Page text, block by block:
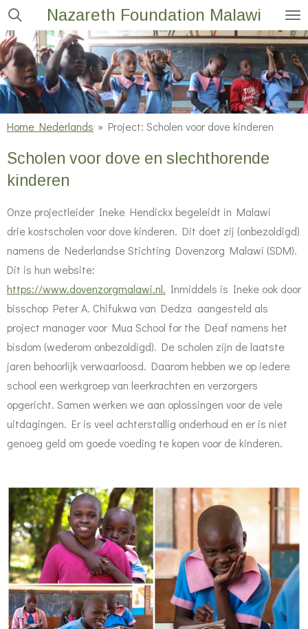
Ga
direct
naar
de
hoofdinhoud
Nazareth Foundation Malawi
Home Nederlands » Project: Scholen voor dove kinderen
Scholen voor dove en slechthorende
kinderen
Onze projectleider Ineke Hendickx begeleidt in Malawi
drie kostscholen voor dove kinderen. Dit doet zij (onbezoldigd)
namens de Nederlandse Stichting Dovenzorg Malawi (SDM).
Dit is hun website:
https://www.dovenzorgmalawi.nl. Inmiddels is Ineke ook door
bisschop Peter A. Chifukwa van Dedza aangesteld als
project manager voor Mua School for the Deaf namens het
bisdom (wederom onbezoldigd). De scholen zijn de laatste
jaren behoorlijk verwaarloosd. Daarom hebben we op iedere
school een werkgroep van leerkrachten en verzorgers
opgericht. Samen werken we aan oplossingen voor de vele
uitdagingen. Er is veel achterstallig onderhoud en er is niet
genoeg geld om goede voeding te kopen voor de kinderen.